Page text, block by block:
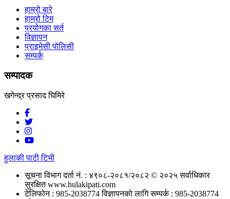
हाम्रो बारे
हाम्रो टिम
प्रयोगका सर्त
विज्ञापन
प्राइभेसी पोलिसी
सम्पर्क
सम्पादक
खगेन्द्र प्रसाद घिमिरे
हुलाकी पाटी टिभी
सूचना विभाग दर्ता नं. : ४९०८-२०८१/२०८२ © २०२५ सर्वाधिकार
सुरक्षित www.hulakipati.com
टेलिफोन : 985-2038774विज्ञापनको लागि सम्पर्क : 985-2038774